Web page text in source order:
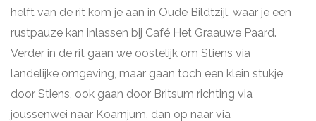
helft van de rit kom je aan in Oude Bildtzijl, waar je een
rustpauze kan inlassen bij Café Het Graauwe Paard.
Verder in de rit gaan we oostelijk om Stiens via
landelijke omgeving, maar gaan toch een klein stukje
door Stiens, ook gaan door Britsum richting via
joussenwei naar Koarnjum, dan op naar via